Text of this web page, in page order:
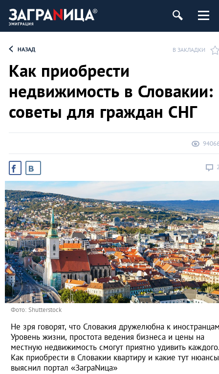
НАЗАД В ЗАКЛАДКИ
Как приобрести
недвижимость в Словакии:
советы для граждан СНГ
Фото: Shutterstock
Не зря говорят, что Словакия дружелюбна к
Уровень жизни, простота ведения бизнеса и цены на
местную недвижимость смогут приятно удивить
Как приобрести в Словакии квартиру и какие тут
выяснил портал «ЗаграNица»